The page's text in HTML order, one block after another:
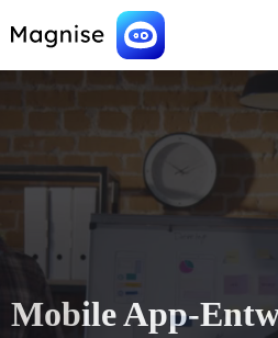
WordPress database error:
someone to free some space... (errno:
SHOW FULL COLUMNS FROM
Mobile App-